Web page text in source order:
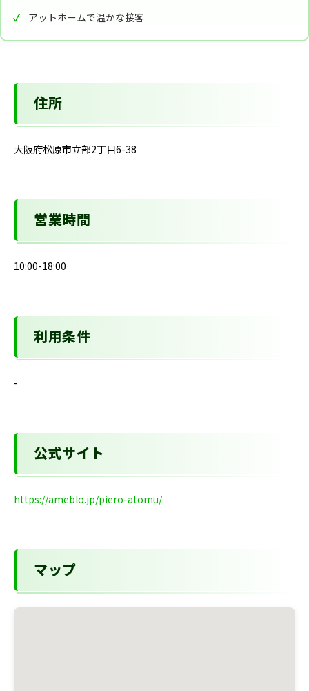
アットホームで温かな接客
住所
大阪府松原市立部2丁目6-38
営業時間
10:00-18:00
利用条件
-
公式サイト
https://ameblo.jp/piero-atomu/
マップ